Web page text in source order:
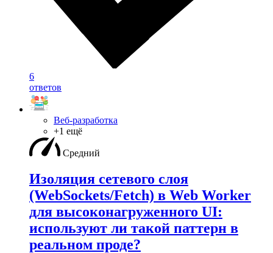
6
ответов
Веб-разработка
+1 ещё
Средний
Изоляция сетевого слоя
(WebSockets/Fetch) в Web Worker
для высоконагруженного UI:
используют ли такой паттерн в
реальном проде?